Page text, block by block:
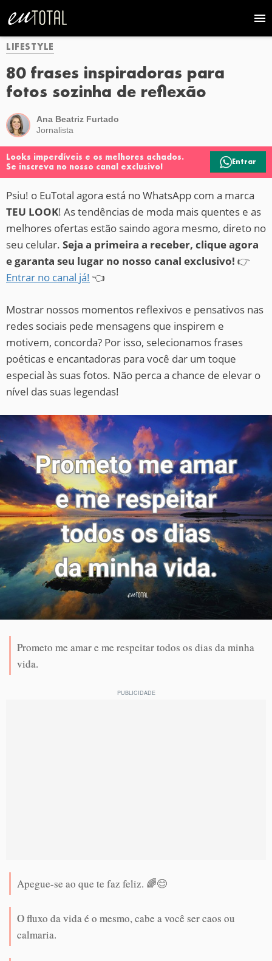
LIFESTYLE
80 frases inspiradoras para
fotos sozinha de reflexão
Ana Beatriz Furtado
Jornalista
Looks imperdíveis e os melhores achados.
Se inscreva no nosso canal exclusivo!
Entrar
Psiu! o EuTotal agora está no WhatsApp com a marca
TEU LOOK! As tendências de moda mais quentes e as
melhores ofertas estão saindo agora mesmo, direto no
seu celular. Seja a primeira a receber, clique agora
e garanta seu lugar no nosso canal exclusivo! 👉
Entrar no canal já! 👈
Mostrar nossos momentos reflexivos e pensativos nas
redes sociais pede mensagens que inspirem e
motivem, concorda? Por isso, selecionamos frases
poéticas e encantadoras para você dar um toque
especial às suas fotos. Não perca a chance de elevar o
nível das suas legendas!
Prometo me amar e me respeitar todos os dias da minha
vida.
Apegue-se ao que te faz feliz. 🌈😊
O fluxo da vida é o mesmo, cabe a você ser caos ou
calmaria.